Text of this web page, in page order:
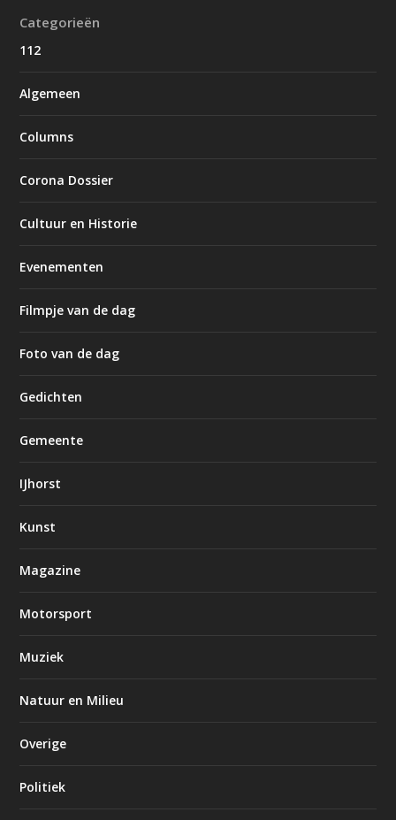
Categorieën
112
Algemeen
Columns
Corona Dossier
Cultuur en Historie
Evenementen
Filmpje van de dag
Foto van de dag
Gedichten
Gemeente
IJhorst
Kunst
Magazine
Motorsport
Muziek
Natuur en Milieu
Overige
Politiek